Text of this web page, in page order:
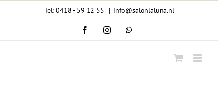
Tel: 0418 - 59 12 55 | info@salonlaluna.nl
FacebookInstagramWhatsApp